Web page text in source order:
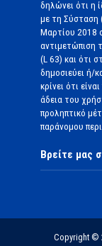
δηλώνει ότι η
με τη Σύσταση
Μαρτίου 2018
αντιμετώπιση
(L 63) και ότι
δημοσιεύει ή/
κρίνει ότι
άδεια του
προληπτικό
παράνομου
Βρείτε μας
Copyright ©